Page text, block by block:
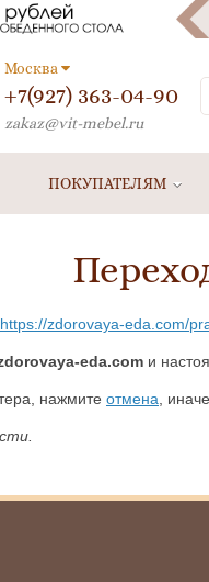
Москва
+7(927) 363-04-90
zakaz@vit-mebel.ru
ПОКУПАТЕЛЯМ
https://zdorovaya-eda.com/
eda.com и
нажмите отмена ,